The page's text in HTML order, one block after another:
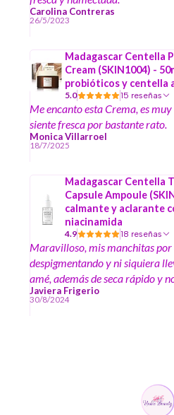
Carolina Contreras
26/5/2023
Madagascar Centella
Cream (SKIN1004) -
probióticos y centella
5.0 15 reseñas
Me encanto esta Crema, es
siente fresca por bastante rato.
Monica Villarroel
18/7/2025
Madagascar Centella
Capsule Ampoule
calmante y aclarante
niacinamida
4.9 18 reseñas
Maravilloso, mis manchitas por
despigmentando y ni siquiera
amé, además de seca rápido y
Javiera Frigerio
30/8/2024